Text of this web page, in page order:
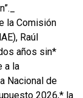
la Comisión
Raúl
años sin*
a la
Nacional de
2026,* la